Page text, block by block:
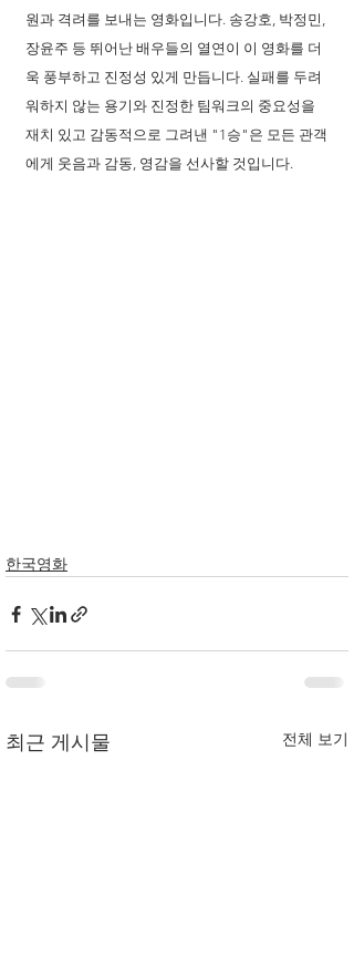
원과 격려를 보내는 영화입니다. 송강호, 박정민,
장윤주 등 뛰어난 배우들의 열연이 이 영화를 더
욱 풍부하고 진정성 있게 만듭니다. 실패를 두려
워하지 않는 용기와 진정한 팀워크의 중요성을
재치 있고 감동적으로 그려낸 "1승"은 모든 관객
에게 웃음과 감동, 영감을 선사할 것입니다.
한국영화
최근 게시물 전체 보기